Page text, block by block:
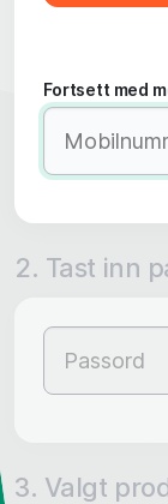
Fortsett med
2. Tast inn
3. Valgt